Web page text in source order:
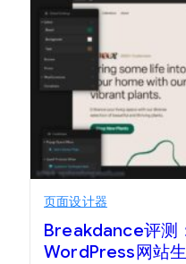
页面设计器
Breakdance评测
WordPress网站